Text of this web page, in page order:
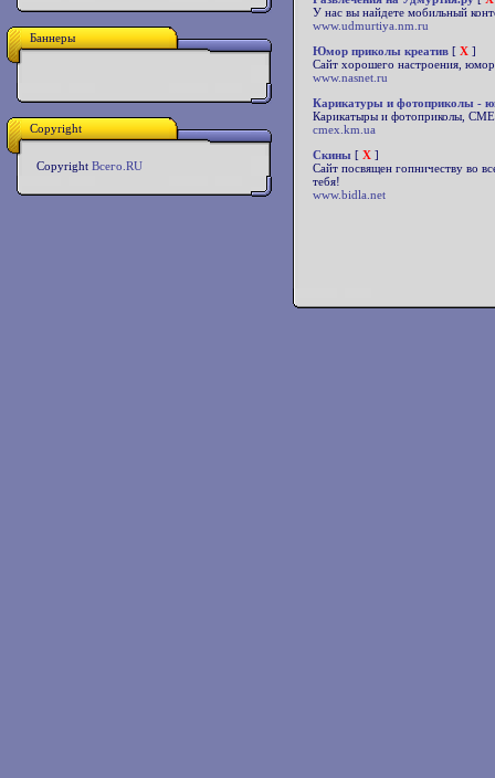
Баннеры
Copyright
Copyright Всего.RU
У нас вы найдете мобильный
www.udmurtiya.nm.ru
Юмор приколы креатив [ X ]
Сайт хорошего настроения, юмор
www.nasnet.ru
Карикатуры и фотоприколы -
Карикатыры и фотоприколы,
cmex.km.ua
Скины [ X ]
Сайт посвящен гопничеству во
тебя!
www.bidla.net